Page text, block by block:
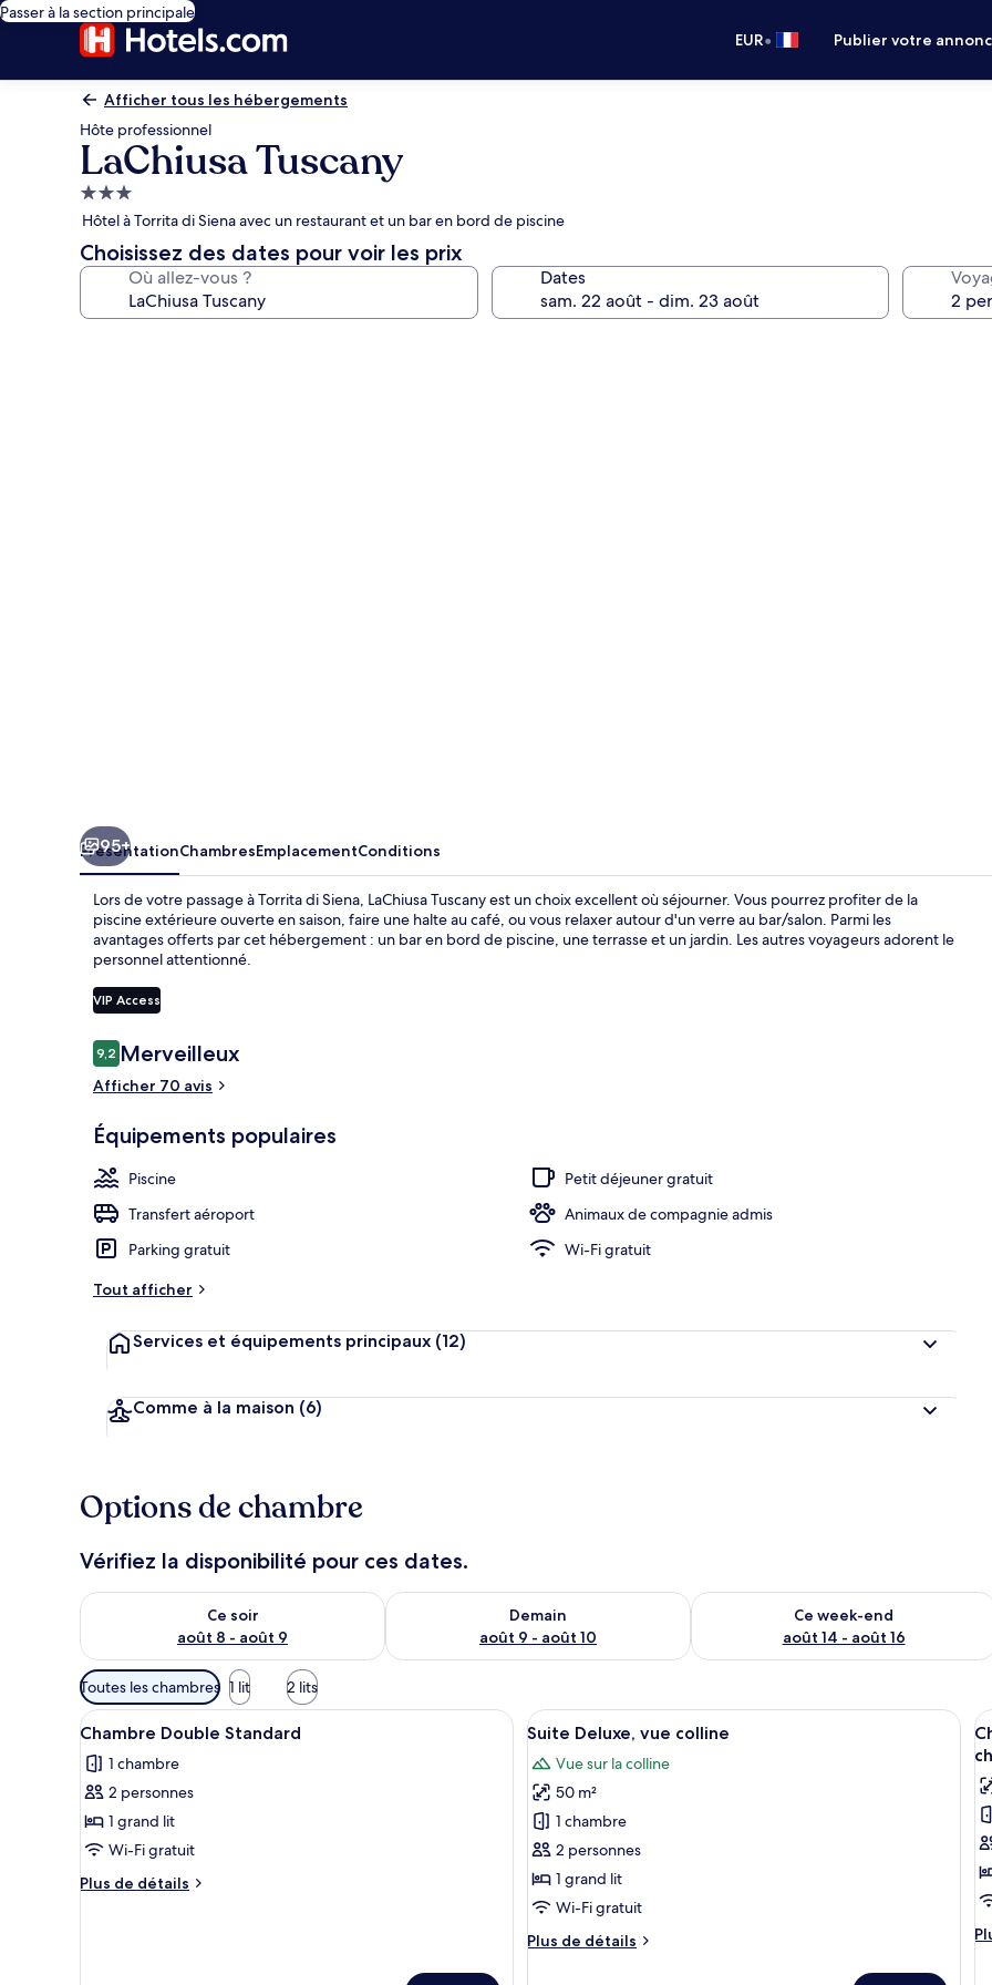
Passer à la section principale
EUR• Publier votre
Afficher tous les hébergements
Hôte professionnel
LaChiusa Tuscany
Hébergement
3.0 étoiles
Hôtel à Torrita di Siena avec un restaurant et un bar en bord de piscine
Choisissez des dates pour voir les prix
Où allez-vous ? Dates
95+
PrésentationChambresEmplacementConditions
Lors de votre passage à Torrita di Siena, LaChiusa Tuscany est un choix excellent où séjourner. Vous pourrez profiter de la
piscine extérieure ouverte en saison, faire une halte au café, ou vous relaxer autour d'un verre au bar/salon. Parmi les
avantages offerts par cet hébergement : un bar en bord de piscine, une terrasse et un jardin. Les autres voyageurs adorent le
personnel attentionné.
VIP Access
Avis
voyageurs
9,29,2 sur 10
Merveilleux
Afficher 70 avis
Équipements populaires
Piscine
Petit déjeuner gratuit
Transfert aéroport
Animaux de compagnie admis
Parking gratuit
Wi-Fi gratuit
Tout afficher
Services et équipements principaux (12)
Comme à la maison (6)
Options de chambre
Vérifiez la disponibilité pour ces dates.
Ce soir
août 8 - août 9
Vérifier la disponibilité pour ce soir août 8 - août 9
Demain
août 9 - août 10
Vérifier la disponibilité pour demain août 9 - août 10
Ce week-end
août 14 - août 16
Vérifier la disponibilité pour ce week-
Filtres
disponibles
pour
les
chambres
Toutes les chambres 1 lit 2 lits
Afficher
toutes
les
photos
pour
ce
type
de
Une chambre avec un mur en pierre, des poutres en bois au plafond, un lit avec deux oreillers, une table
5
Chambre Double Standard
1 chambre
2 personnes
1 grand lit
Wi-Fi gratuit
Plus de détails
Plus
Afficher
toutes
les
photos
pour
ce
type
de
chambre :
Suite
Une chambre avec une arche en
6
Suite Deluxe, vue colline
Vue sur la colline
50 m²
1 chambre
2 personnes
1 grand lit
Wi-Fi gratuit
Plus de détails
Plus